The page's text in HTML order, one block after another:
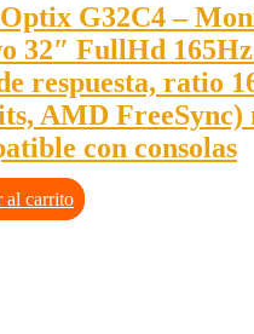
G32C4 –
32″ FullHd 165Hz
respuesta, ratio
AMD FreeSync)
con consolas
al carrito